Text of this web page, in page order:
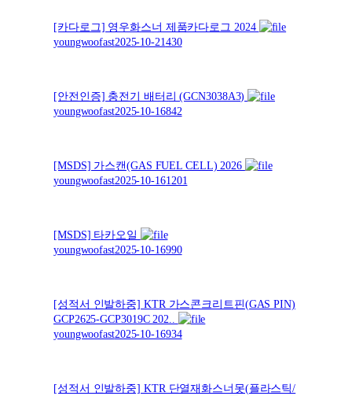
[카다로그] 영우화스너 제품카다로그 2024
youngwoofast2025-10-21430
[안전인증] 충전기 배터리 (GCN3038A3)
youngwoofast2025-10-16842
[MSDS] 가스캔(GAS FUEL CELL) 2026
youngwoofast2025-10-161201
[MSDS] 타카오일
youngwoofast2025-10-16990
[성적서 인발하중] KTR 가스콘크리트핀(GAS PIN)
GCP2625-GCP3019C 202..
youngwoofast2025-10-16934
[성적서 인발하중] KTR 단열재화스너못(플라스틱/